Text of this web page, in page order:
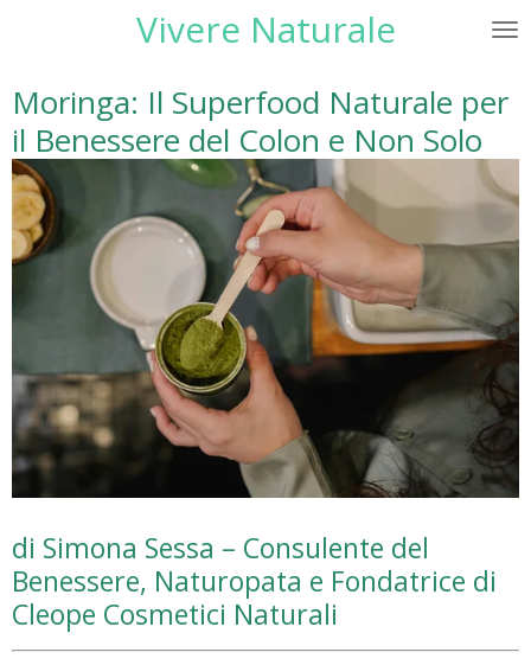
principale
Vivere Naturale
Moringa: Il Superfood Naturale per
il Benessere del Colon e Non Solo
di Simona Sessa – Consulente del
Benessere, Naturopata e Fondatrice di
Cleope Cosmetici Naturali